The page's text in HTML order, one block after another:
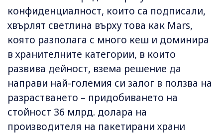
конфиденциалност, които са подписали,
хвърлят светлина върху това как Mars,
която разполага с много кеш и доминира
в хранителните категории, в които
развива дейност, взема решение да
направи най-големия си залог в ползва на
разрастването – придобиването на
стойност 36 млрд. долара на
производителя на пакетирани храни